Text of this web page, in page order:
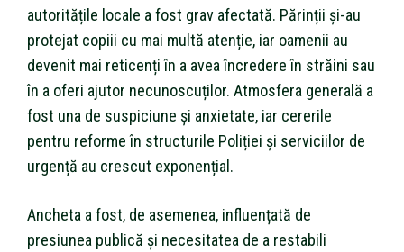
autoritățile locale a fost grav afectată. Părinții și-au
protejat copiii cu mai multă atenție, iar oamenii au
devenit mai reticenți în a avea încredere în străini sau
în a oferi ajutor necunoscuților. Atmosfera generală a
fost una de suspiciune și anxietate, iar cererile
pentru reforme în structurile Poliției și serviciilor de
urgență au crescut exponențial.
Ancheta a fost, de asemenea, influențată de
presiunea publică și necesitatea de a restabili